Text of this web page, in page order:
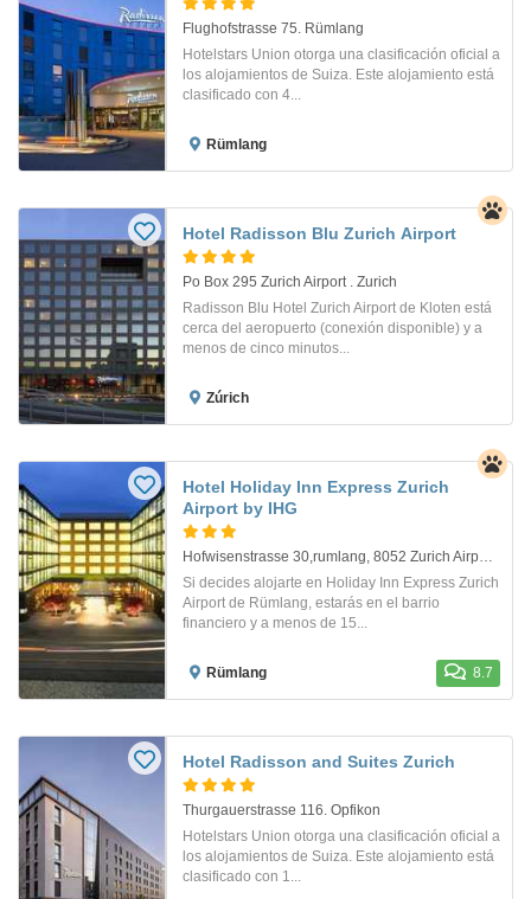
Flughofstrasse 75. Rümlang
Hotelstars Union otorga una clasificación oficial a
los alojamientos de Suiza. Este alojamiento está
clasificado con 4...
Rümlang
Hotel Radisson Blu Zurich Airport
Po Box 295 Zurich Airport . Zurich
Radisson Blu Hotel Zurich Airport de Kloten está
cerca del aeropuerto (conexión disponible) y a
menos de cinco minutos...
Zúrich
Hotel Holiday Inn Express Zurich
Airport by IHG
Hofwisenstrasse 30,rumlang, 8052 Zurich Airport, Zurich, 8153. Aeropuerto De Zurich
Si decides alojarte en Holiday Inn Express Zurich
Airport de Rümlang, estarás en el barrio
financiero y a menos de 15...
Rümlang 8.7
Hotel Radisson and Suites Zurich
Thurgauerstrasse 116. Opfikon
Hotelstars Union otorga una clasificación oficial a
los alojamientos de Suiza. Este alojamiento está
clasificado con 1...